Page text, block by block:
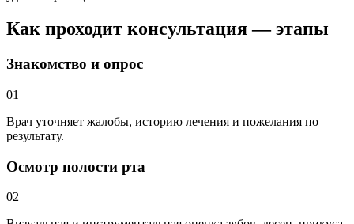
Как проходит консультация — этапы
Знакомство и опрос
01
Врач уточняет жалобы, историю лечения и пожелания по
результату.
Осмотр полости рта
02